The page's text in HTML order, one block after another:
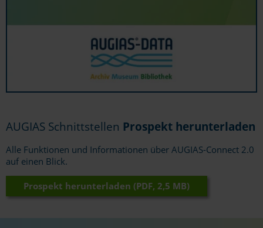
AUGIAS Schnittstellen Prospekt herunterladen
Alle Funktionen und Informationen über AUGIAS-Connect 2.0
auf einen Blick.
Prospekt herunterladen (PDF, 2,5 MB)